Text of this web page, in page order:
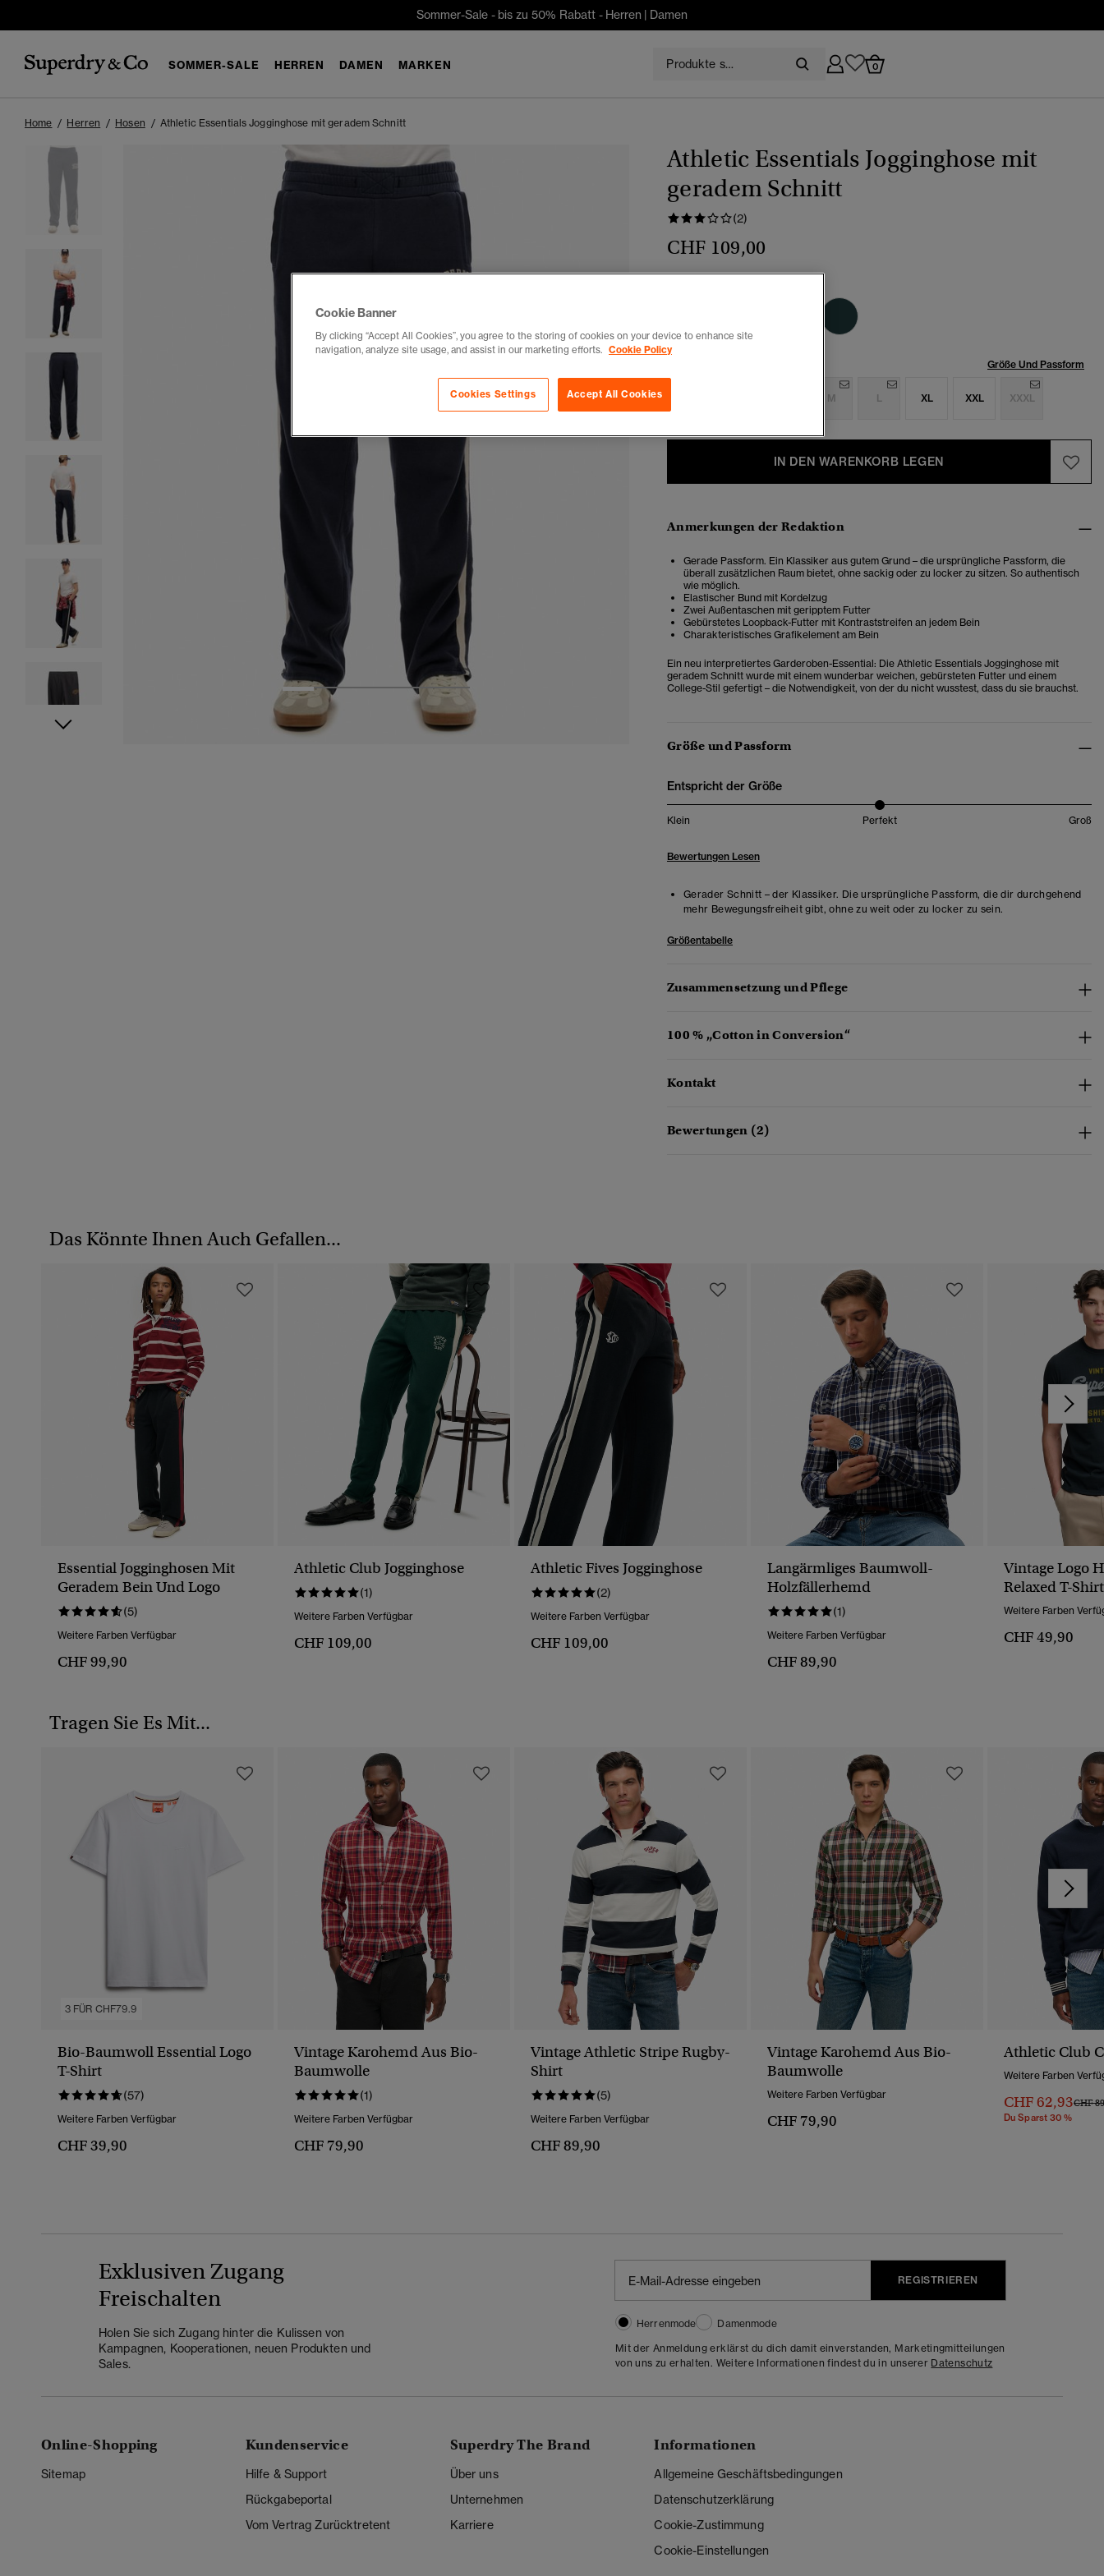
Sommer-Sale - bis zu 50% Rabatt - Herren | Damen
SOMMER-SALE HERREN DAMEN MARKEN 0
Home Herren Hosen Athletic Essentials Jogginghose mit geradem Schnitt
1 2 5
Athletic Essentials Jogginghose mit
geradem Schnitt
(2)
CHF 109,00
Größe Und Passform
M L XL XXL XXXL
IN DEN WARENKORB LEGEN
Anmerkungen der Redaktion
Gerade Passform. Ein Klassiker aus gutem Grund – die ursprüngliche Passform, die
überall zusätzlichen Raum bietet, ohne sackig oder zu locker zu sitzen. So authentisch
wie möglich.
Elastischer Bund mit Kordelzug
Zwei Außentaschen mit geripptem Futter
Gebürstetes Loopback-Futter mit Kontraststreifen an jedem Bein
Charakteristisches Grafikelement am Bein
Ein neu interpretiertes Garderoben-Essential: Die Athletic Essentials Jogginghose mit
geradem Schnitt wurde mit einem wunderbar weichen, gebürsteten Futter und einem
College-Stil gefertigt – die Notwendigkeit, von der du nicht wusstest, dass du sie brauchst.
Größe und Passform
Entspricht der Größe
Klein Perfekt Groß
Bewertungen Lesen
Gerader Schnitt – der Klassiker. Die ursprüngliche Passform, die dir durchgehend
mehr Bewegungsfreiheit gibt, ohne zu weit oder zu locker zu sein.
Größentabelle
Zusammensetzung und Pflege
100 % „Cotton in Conversion“
Kontakt
Bewertungen (2)
Das Könnte Ihnen Auch Gefallen...
Essential Jogginghosen Mit
Geradem Bein Und Logo
(5)
Weitere Farben Verfügbar
CHF 99,90
Athletic Club Jogginghose
(1)
Weitere Farben Verfügbar
CHF 109,00
Athletic Fives Jogginghose
(2)
Weitere Farben Verfügbar
CHF 109,00
Langärmliges Baumwoll-
Holzfällerhemd
(1)
Weitere Farben Verfügbar
CHF 89,90
Vintage Logo
Relaxed T-Shirt
Weitere Farben
CHF 49,90
Tragen Sie Es Mit...
3 FÜR CHF79.9
Bio-Baumwoll Essential Logo
T-Shirt
(57)
Weitere Farben Verfügbar
CHF 39,90
Vintage Karohemd Aus Bio-
Baumwolle
(1)
Weitere Farben Verfügbar
CHF 79,90
Vintage Athletic Stripe Rugby-
Shirt
(5)
Weitere Farben Verfügbar
CHF 89,90
Vintage Karohemd Aus Bio-
Baumwolle
Weitere Farben Verfügbar
CHF 79,90
Athletic Club
Weitere Farben
CHF 62,93Preis
CHF
Du Sparst 30 %
Exklusiven Zugang
Freischalten
Holen Sie sich Zugang hinter die Kulissen von
Kampagnen, Kooperationen, neuen Produkten und
Sales.
REGISTRIEREN
Herrenmode
Damenmode
Mit der Anmeldung erklärst du dich damit einverstanden, Marketingmitteilungen
von uns zu erhalten. Weitere Informationen findest du in unserer Datenschutz
Online-Shopping
Sitemap
Kundenservice
Hilfe & Support
Rückgabeportal
Vom Vertrag Zurücktretent
Superdry The Brand
Über uns
Unternehmen
Karriere
Informationen
Allgemeine Geschäftsbedingungen
Datenschutzerklärung
Cookie-Zustimmung
Cookie-Einstellungen
Cookie Banner
By clicking “Accept All Cookies”, you agree to the storing of cookies on your device to enhance site
navigation, analyze site usage, and assist in our marketing efforts. Cookie Policy
Accept All Cookies
Cookies Settings